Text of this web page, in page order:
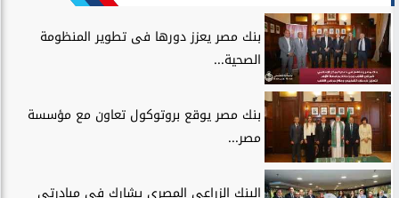
بنك مصر يعزز دورها فى تطوير المنظومة
الصحية...
بنك مصر يوقع بروتوكول تعاون مع مؤسسة
مصر...
البنك الزراعي المصري يشارك في مبادرتي